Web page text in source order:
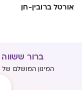
אורטל ברובין-חן
ברור
המינון המושלם